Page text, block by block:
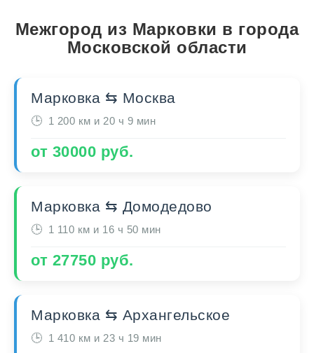
Межгород из Марковки в города
Московской области
Марковка ⇆ Москва
1 200 км и 20 ч 9 мин
от 30000 руб.
Марковка ⇆ Домодедово
1 110 км и 16 ч 50 мин
от 27750 руб.
Марковка ⇆ Архангельское
1 410 км и 23 ч 19 мин